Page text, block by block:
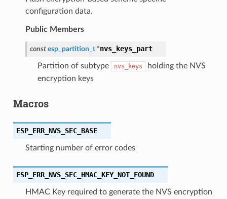
configuration data.
Public Members
const esp_partition_t *nvs_keys_part
Partition of subtype nvs_keys
holding the NVS
encryption keys
Macros
ESP_ERR_NVS_SEC_BASE
Starting number of error codes
ESP_ERR_NVS_SEC_HMAC_KEY_NOT_FOUND
HMAC Key required to generate the NVS encryption